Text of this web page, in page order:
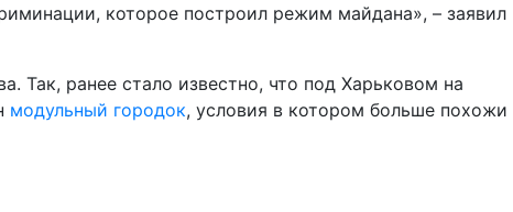
которое построил режим майдана», – заявил
Так, ранее стало известно, что под Харьковом на
модульный городок, условия в котором больше похожи